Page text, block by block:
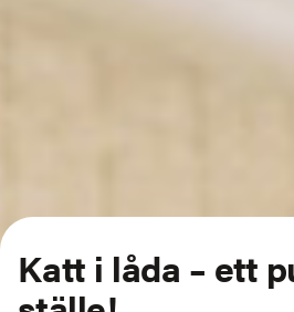
Katt i låda – ett